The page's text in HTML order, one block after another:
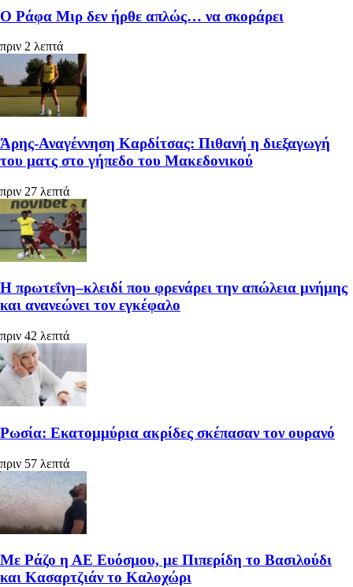
Ο Ράφα Μιρ δεν ήρθε απλώς… να σκοράρει
πριν 2 λεπτά
Άρης-Αναγέννηση Καρδίτσας: Πιθανή η διεξαγωγή
του ματς στο γήπεδο του Μακεδονικού
πριν 27 λεπτά
Η πρωτεΐνη–κλειδί που φρενάρει την απώλεια μνήμης
και ανανεώνει τον εγκέφαλο
πριν 42 λεπτά
Ρωσία: Εκατομμύρια ακρίδες σκέπασαν τον ουρανό
πριν 57 λεπτά
Με Ράζο η ΑΕ Ευόσμου, με Πιπερίδη το Βασιλούδι
και Κασαρτζιάν το Καλοχώρι